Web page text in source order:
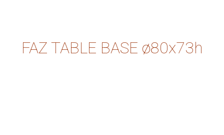
FAZ TABLE BASE ø80x73h